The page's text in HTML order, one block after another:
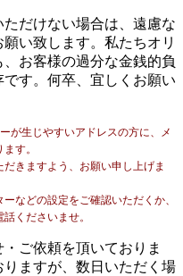
だけない場合は、遠慮な
い致します。私たちオリ
お客様の過分な金銭的負
す。何卒、宜しくお願い
が生じやすいアドレスの方に、メ
す。
きますよう、お願い申し上げま
などの設定をご確認いただくか、
くださいませ。
ご依頼を頂いておりま
ますが、数日いただく場